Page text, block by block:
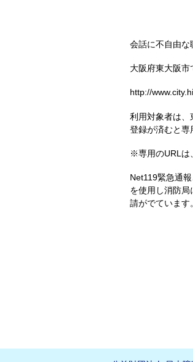
会話に不自由な
大阪府東大阪市
http://
利用対象者は、
登録が済むと専
※専用のURLは
Net119緊急通
を使用し消防
請がでています